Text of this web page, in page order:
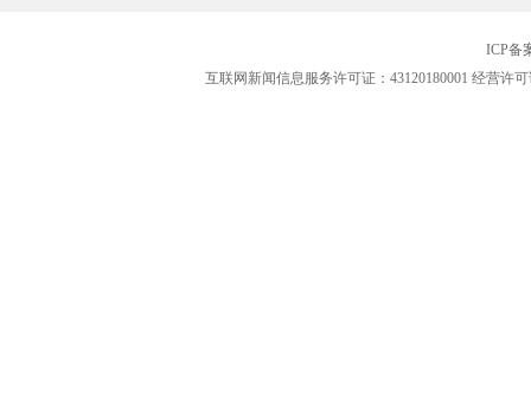
ICP备
互联网新闻信息服务许可证：43120180001 经营许可